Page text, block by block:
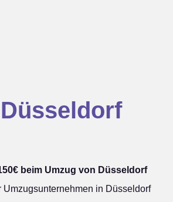
beim Umzug von Düsseldorf
Umzugsunternehmen in Düsseldorf